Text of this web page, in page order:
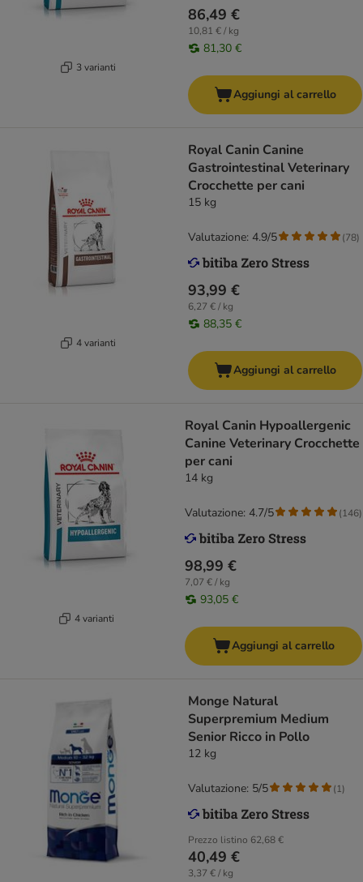
3 varianti
86,49 €
10,81 € / kg
81,30 €
Aggiungi al carrello
4 varianti
Royal Canin Canine
Gastrointestinal Veterinary
Crocchette per cani
15 kg
93,99 €
6,27 € / kg
88,35 €
Valutazione: 4.9/5 (78)
Aggiungi al carrello
4 varianti
Royal Canin Hypoallergenic
Canine Veterinary Crocchette
per cani
14 kg
98,99 €
7,07 € / kg
93,05 €
Valutazione: 4.7/5 (146)
Aggiungi al carrello
Monge Natural
Superpremium Medium
Senior Ricco in Pollo
12 kg
Prezzo listino 62,68 €
40,49 €
3,37 € / kg
Valutazione: 5/5 (1)